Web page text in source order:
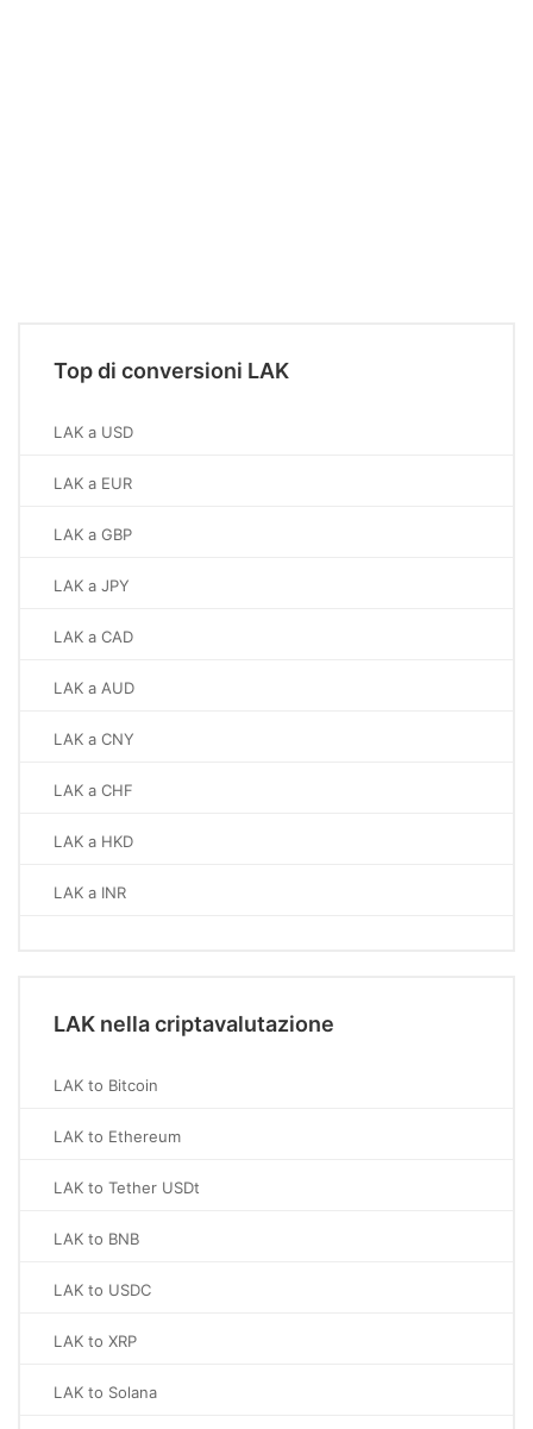
Top di conversioni LAK
LAK a USD
LAK a EUR
LAK a GBP
LAK a JPY
LAK a CAD
LAK a AUD
LAK a CNY
LAK a CHF
LAK a HKD
LAK a INR
LAK nella criptavalutazione
LAK to Bitcoin
LAK to Ethereum
LAK to Tether USDt
LAK to BNB
LAK to USDC
LAK to XRP
LAK to Solana